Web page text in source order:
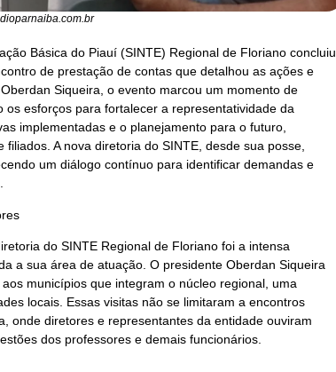
Básica do Piauí (SINTE) Regional de Floriano concluiu
de prestação de contas que detalhou as ações e
Siqueira, o evento marcou um momento de
esforços para fortalecer a representatividade da
implementadas e o planejamento para o futuro,
A nova diretoria do SINTE, desde sua posse,
um diálogo contínuo para identificar demandas e
do SINTE Regional de Floriano foi a intensa
a sua área de atuação. O presidente Oberdan Siqueira
municípios que integram o núcleo regional, uma
locais. Essas visitas não se limitaram a encontros
onde diretores e representantes da entidade ouviram
dos professores e demais funcionários.